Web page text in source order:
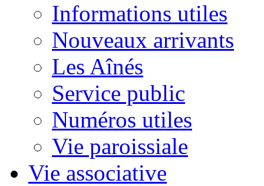
Informations utiles
Nouveaux arrivants
Les Aînés
Service public
Numéros utiles
Vie paroissiale
Vie associative